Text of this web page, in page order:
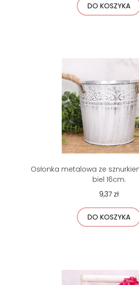
DO KOSZYKA
Osłonka metalowa ze
biel 16cm.
9,37 zł
DO KOSZYKA